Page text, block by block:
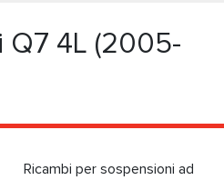
Q7 4L (2005-
Ricambi per sospensioni ad